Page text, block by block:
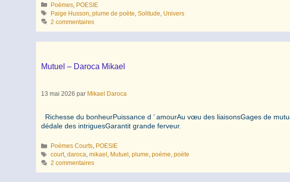
Catégories
Poèmes POESIE
Étiquettes
Paige Husson ,plume de poète ,Solitude Univers
2 commentaires
Mutuel – Daroca Mikael
13 mai 2026 par Mikael Daroca
Richesse du bonheurPuissance d ’ amourAu vœu des liaisonsGages de
dédale des intriguesGarantit grande ferveur.
Catégories
Poèmes Courts, POESIE
Étiquettes
court,daroca,mikael , Mutuel ,plume,poème,poète
2 commentaires